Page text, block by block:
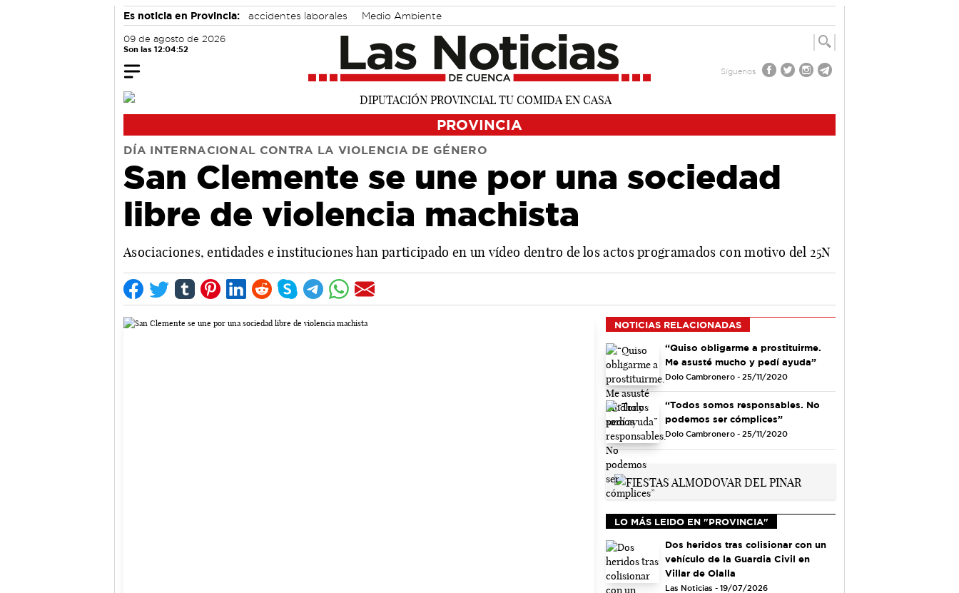
Es noticia en Provincia: accidentes laborales Medio Ambiente
09 de agosto de 2026
Son las 12:04:53
Síguenos
PROVINCIA
DÍA INTERNACIONAL CONTRA LA VIOLENCIA DE GÉNERO
San Clemente se une por una sociedad
libre de violencia machista
Asociaciones, entidades e instituciones han participado en un vídeo dentro de los actos programados con motivo del 25N
NOTICIAS RELACIONADAS
“Quiso obligarme a prostituirme.
Me asusté mucho y pedí ayuda”
Dolo Cambronero - 25/11/2020
“Todos somos responsables. No
podemos ser cómplices”
Dolo Cambronero - 25/11/2020
LO MÁS LEIDO EN "PROVINCIA"
Dos heridos tras colisionar con un
vehículo de la Guardia Civil en
Villar de Olalla
Las Noticias - 19/07/2026